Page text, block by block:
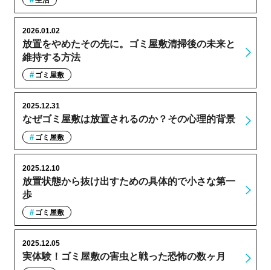
放置をやめたその先に。ゴミ屋敷清掃後の未来と
維持する方法
2026.01.02
ゴミ屋敷
なぜゴミ屋敷は放置されるのか？その心理的背景
2025.12.31
ゴミ屋敷
放置状態から抜け出すための具体的で小さな第一
歩
2025.12.10
ゴミ屋敷
実体験！ゴミ屋敷の害虫と戦った恐怖の数ヶ月
2025.12.05